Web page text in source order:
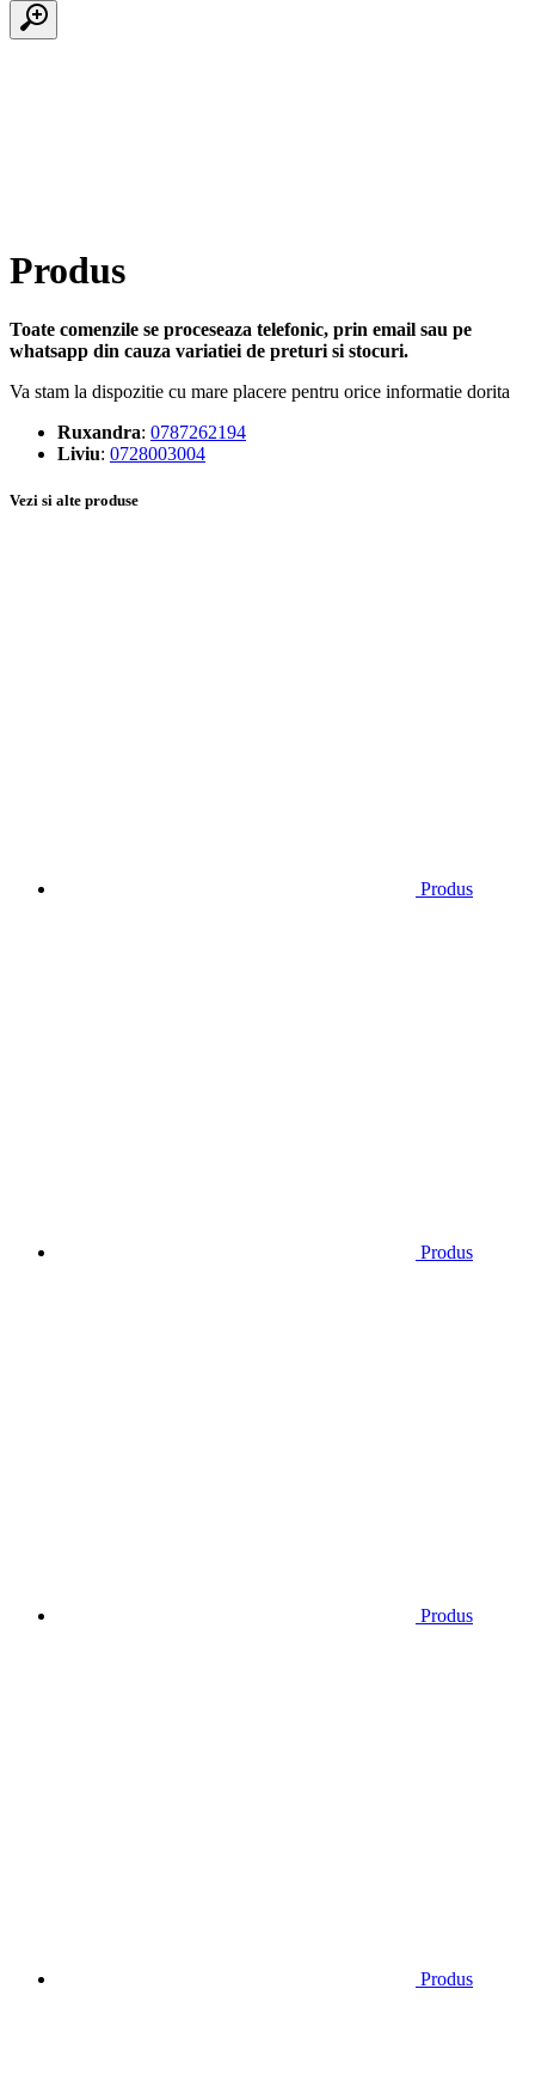
Produs
Toate comenzile se proceseaza telefonic, prin email sau pe
whatsapp din cauza variatiei de preturi si stocuri.
Va stam la dispozitie cu mare placere pentru orice informatie dorita
Ruxandra: 0787262194
Liviu: 0728003004
Vezi si alte produse
Produs
Produs
Produs
Produs